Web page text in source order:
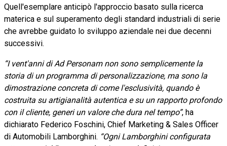
Quell'esemplare anticipò l'approccio basato sulla ricerca
materica e sul superamento degli standard industriali di serie
che avrebbe guidato lo sviluppo aziendale nei due decenni
successivi.
“I vent'anni di Ad Personam non sono semplicemente la
storia di un programma di personalizzazione, ma sono la
dimostrazione concreta di come l'esclusività, quando è
costruita su artigianalità autentica e su un rapporto profondo
con il cliente, generi un valore che dura nel tempo”, ha
dichiarato Federico Foschini, Chief Marketing & Sales Officer
di Automobili Lamborghini. “Ogni Lamborghini configurata